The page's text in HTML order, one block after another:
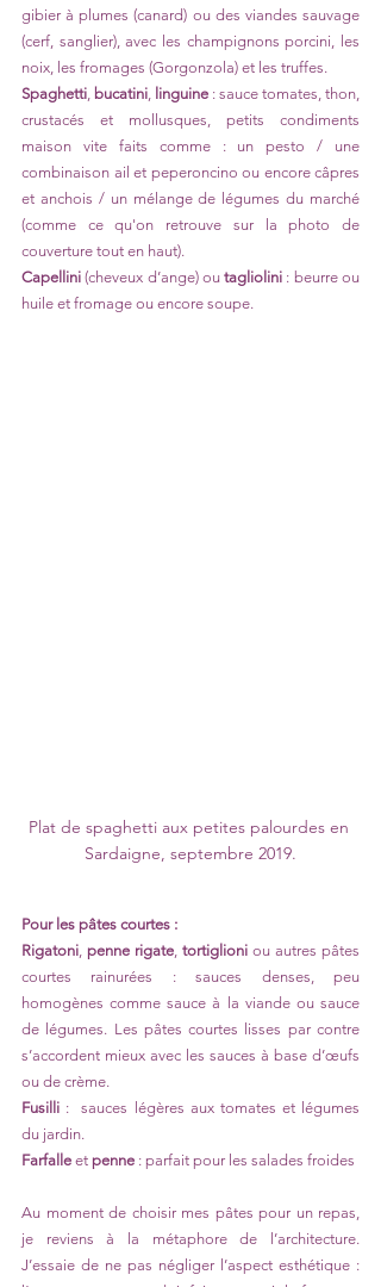
gibier à plumes (canard) ou des viandes sauvage
(cerf, sanglier), avec les champignons porcini, les
noix, les fromages (Gorgonzola) et les truffes.
Spaghetti, bucatini, linguine : sauce tomates, thon,
crustacés et mollusques, petits condiments
maison vite faits comme : un pesto / une
combinaison ail et peperoncino ou encore câpres
et anchois / un mélange de légumes du marché
(comme ce qu'on retrouve sur la photo de
couverture tout en haut).
Capellini (cheveux d’ange) ou tagliolini : beurre ou
huile et fromage ou encore soupe.
Plat de spaghetti aux petites palourdes en
Sardaigne, septembre 2019.
Pour les pâtes courtes :
Rigatoni, penne rigate, tortiglioni ou autres pâtes
courtes rainurées : sauces denses, peu
homogènes comme sauce à la viande ou sauce
de légumes. Les pâtes courtes lisses par contre
s’accordent mieux avec les sauces à base d’œufs
ou de crème.
Fusilli :  sauces légères aux tomates et légumes
du jardin.
Farfalle et penne : parfait pour les salades froides
Au moment de choisir mes pâtes pour un repas,
je reviens à la métaphore de l’architecture.
J’essaie de ne pas négliger l’aspect esthétique :